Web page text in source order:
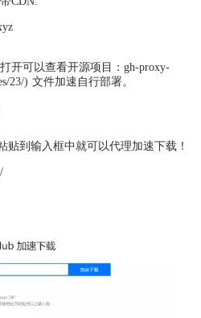
开可以查看开源项目：gh-proxy-
23/) 文件加速自行部署。
贴到输入框中就可以代理加速下载！